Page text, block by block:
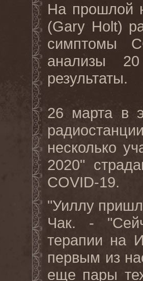
На прошлой
(Gary Holt)
симптомы
анализы
результаты.
26 марта в
несколько
2020"
COVID-19.
"Уиллу
Чак. -
терапии на
первым из
еще пары